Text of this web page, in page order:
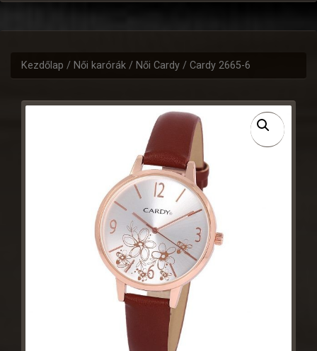
Kezdőlap / Női karórák / Női Cardy / Cardy 2665-6